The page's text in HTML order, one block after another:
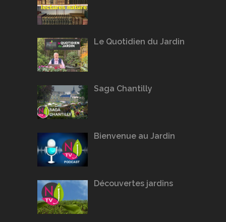
Le Quotidien du Jardin
Saga Chantilly
Bienvenue au Jardin
Découvertes jardins